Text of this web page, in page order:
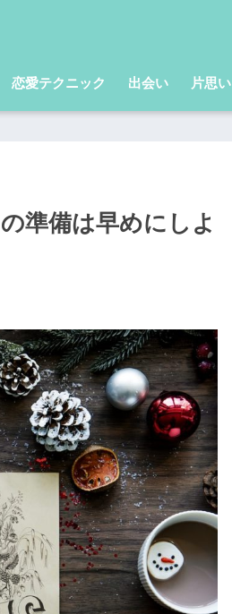
恋愛テクニック 出会い 片思い
準備は早めにしよ